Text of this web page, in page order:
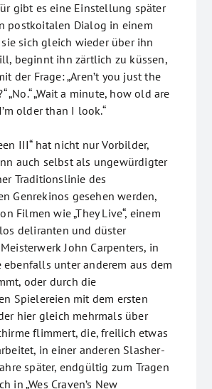
gibt es eine Einstellung später
postkoitalen Dialog in einem
sich gleich wieder über ihn
beginnt ihn zärtlich zu küssen,
der Frage: „Aren’t you just the
„No.“ „Wait a minute, how old are
older than I look.“
III“ hat nicht nur Vorbilder,
auch selbst als ungewürdigter
Traditionslinie des
Genrekinos gesehen werden,
Filmen wie „They Live“, einem
deliranten und düster
John Carpenters, in
ebenfalls unter anderem aus dem
oder durch die
Spielereien mit dem ersten
hier gleich mehrmals über
flimmert, die, freilich etwas
in einer anderen Slasher-
später, endgültig zum Tragen
in „Wes Craven’s New